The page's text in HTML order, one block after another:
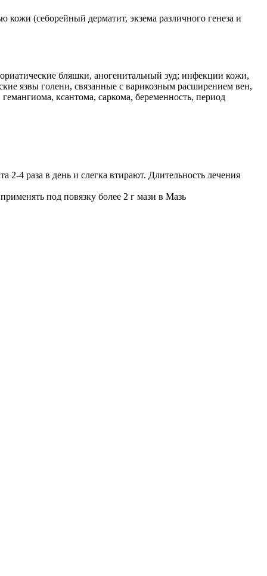
(себорейный дерматит, экзема различного генеза и
бляшки, аногенитальный зуд; инфекции кожи,
язвы голени, связанные с варикозным расширением вен,
ксантома, саркома, беременность, период
4 раза в день и слегка втирают. Длительность лечения
под повязку более 2 г мази в Мазь